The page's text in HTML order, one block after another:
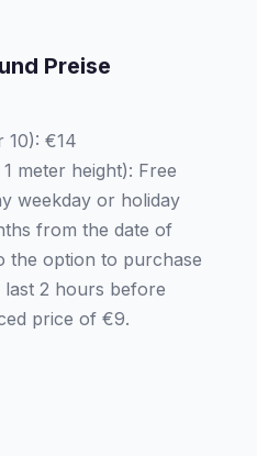
Preise
10): €14
meter height): Free
weekday or holiday
from the date of
the option to purchase
2 hours before
price of €9.